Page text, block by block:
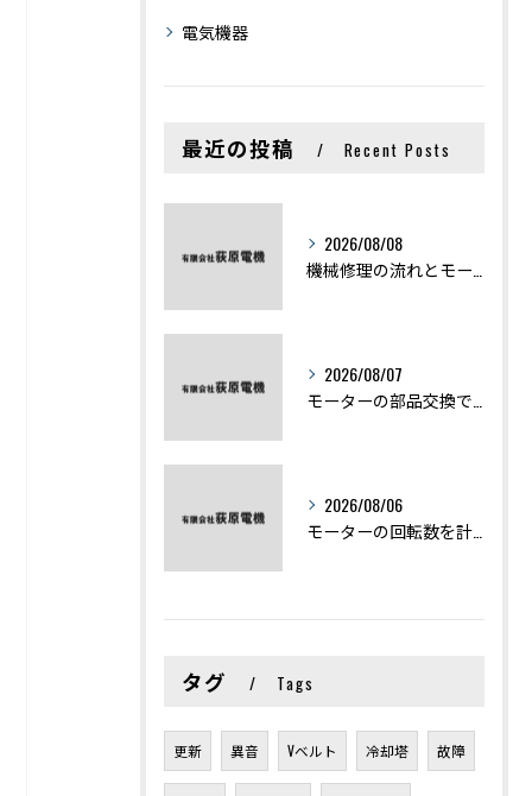
電気機器
最近の投稿 Recent Posts
2026/08/08
2026/08/07
2026/08/06
タグ Tags
更新 異音 Vベルト 冷却塔 故障